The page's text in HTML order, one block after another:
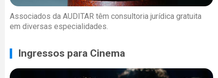
Associados da AUDITAR têm consultoria jurídica gratuita
em diversas especialidades.
Ingressos para Cinema